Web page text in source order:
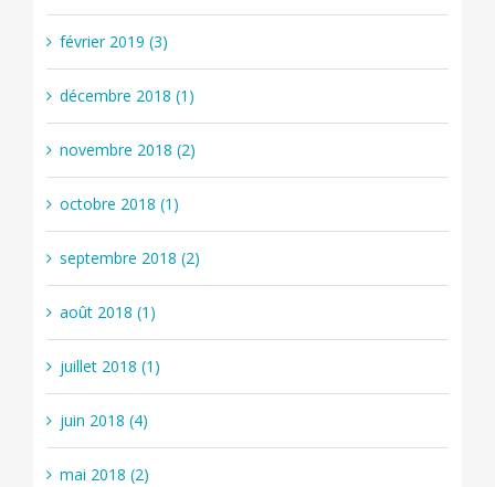
février 2019 (3)
décembre 2018 (1)
novembre 2018 (2)
octobre 2018 (1)
septembre 2018 (2)
août 2018 (1)
juillet 2018 (1)
juin 2018 (4)
mai 2018 (2)